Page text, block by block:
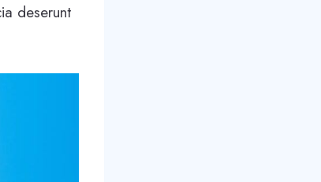
deserunt